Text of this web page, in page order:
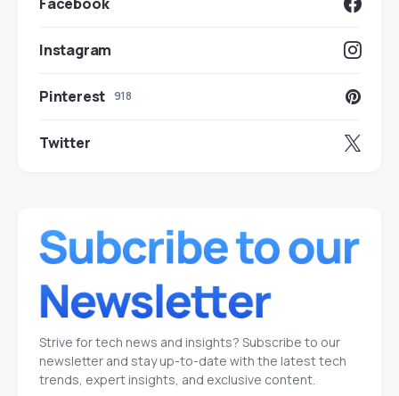
Instagram
Pinterest 918
Twitter
Strive for tech news and insights? Subscribe to our
newsletter and stay up-to-date with the latest tech
trends, expert insights, and exclusive content.